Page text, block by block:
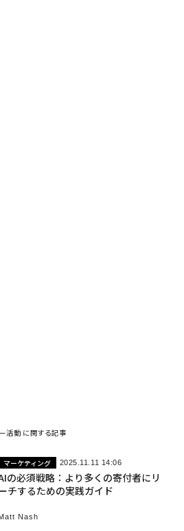
活動 に関する記事
マーケティング 2025.11.11 14:06
の必須戦略：より多くの寄付者にリ
チするための実践ガイド
Nash